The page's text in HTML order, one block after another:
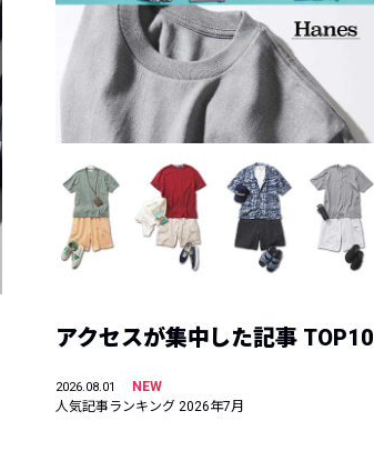
アクセスが集中した記事 TOP10
2026.08.01
NEW
人気記事ランキング 2026年7月